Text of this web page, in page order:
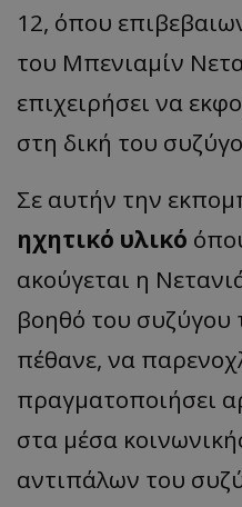
12, όπου
του Μπενιαμίν
επιχειρήσει να
στη δική του
Σε αυτήν την
ηχητικό υλικό
ακούγεται η
βοηθό του συζύγου
πέθανε, να
πραγματοποιήσει
στα μέσα
αντιπάλων του